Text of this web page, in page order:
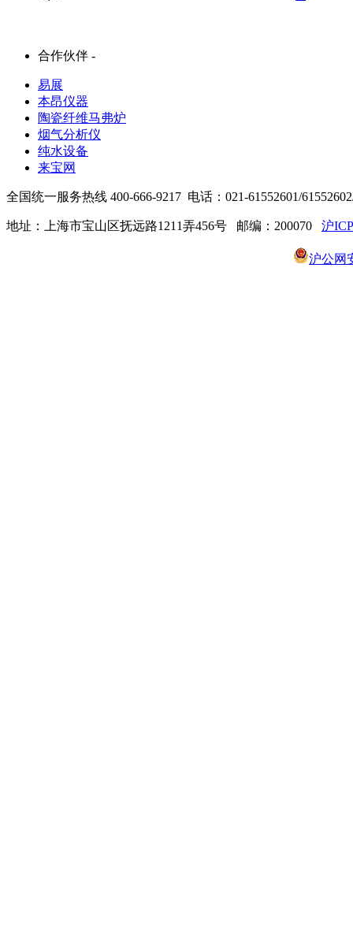
合作伙伴 -
易展
本昂仪器
陶瓷纤维马弗炉
烟气分析仪
纯水设备
来宝网
全国统一服务热线 400-666-9217 电话：021-61552601/
地址：上海市宝山区抚远路1211弄456号 邮编：200070 沪
沪公网